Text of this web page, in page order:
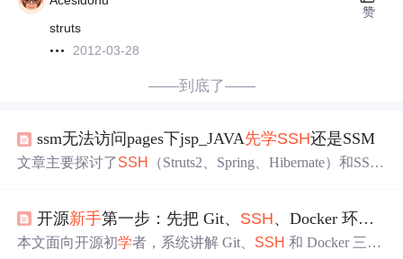
struts
2012-03-28
赞
——到底了——
ssm无法访问pages下jsp_JAVA先学SSH还是SSM
文章主要探讨了SSH
（Struts2、Spring、Hibernate）和SSM
主流，建议初学者先学 SSH（Struts可略过）再学SSM，感
受不同开发思维。
开源新手第一步：先把 Git、 SSH、Docker 环境一次配好
本文面向开源初学者，系统讲解 Git、 SSH 和 Docker 三大